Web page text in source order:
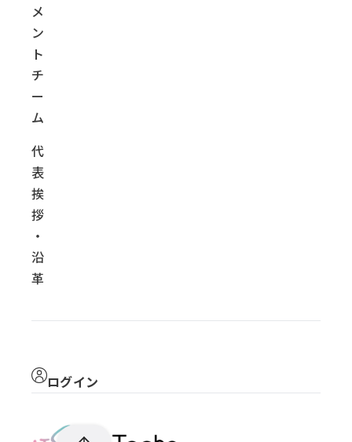
メ
ン
ト
チ
ー
ム
代
表
挨
拶
・
沿
革
ログイン